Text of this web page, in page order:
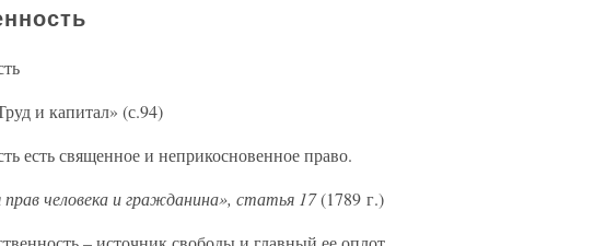
и капитал» (с.94)
есть священное и неприкосновенное право.
прав человека и гражданина», статья 17(1789 г.)